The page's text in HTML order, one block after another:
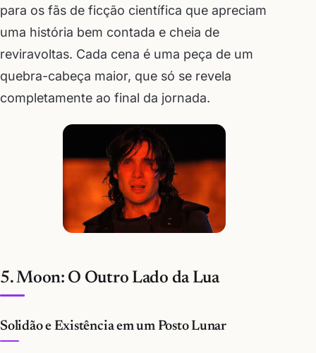
para os fãs de ficção científica que apreciam
uma história bem contada e cheia de
reviravoltas. Cada cena é uma peça de um
quebra-cabeça maior, que só se revela
completamente ao final da jornada.
5. Moon: O Outro Lado da Lua
Solidão e Existência em um Posto Lunar